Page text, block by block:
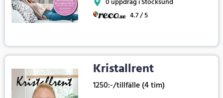
4.7 / 5
Kristallrent
1250:-/tillfälle (4 tim)